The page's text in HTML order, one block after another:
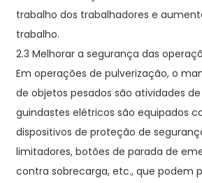
trabalho dos trabalhadores e
trabalho.
2.3 Melhorar a segurança das
Em operações de pulverização, o
de objetos pesados ​​são atividades
guindastes elétricos são equipados
dispositivos de proteção de
limitadores, botões de parada de
contra sobrecarga, etc., que podem